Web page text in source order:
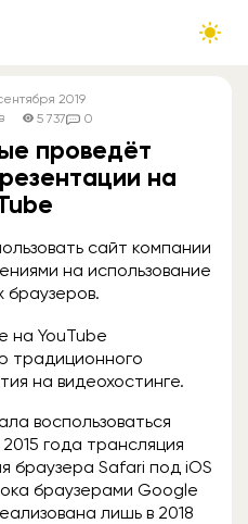
2019
5 737 0
проведёт
на
сайт компании
на использование
браузеров.
на YouTube
традиционного
на видеохостинге.
воспользоваться
года трансляция
браузера Safari под iOS
браузерами Google
лишь в 2018